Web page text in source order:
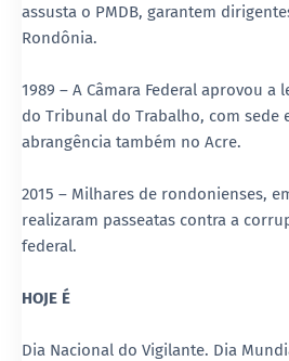
assusta o PMDB, garantem
Rondônia.
1989 – A Câmara Federal aprovou a
do Tribunal do Trabalho, com sede
abrangência também no Acre.
2015 – Milhares de rondonienses,
realizaram passeatas contra a
federal.
HOJE É
Dia Nacional do Vigilante. Dia